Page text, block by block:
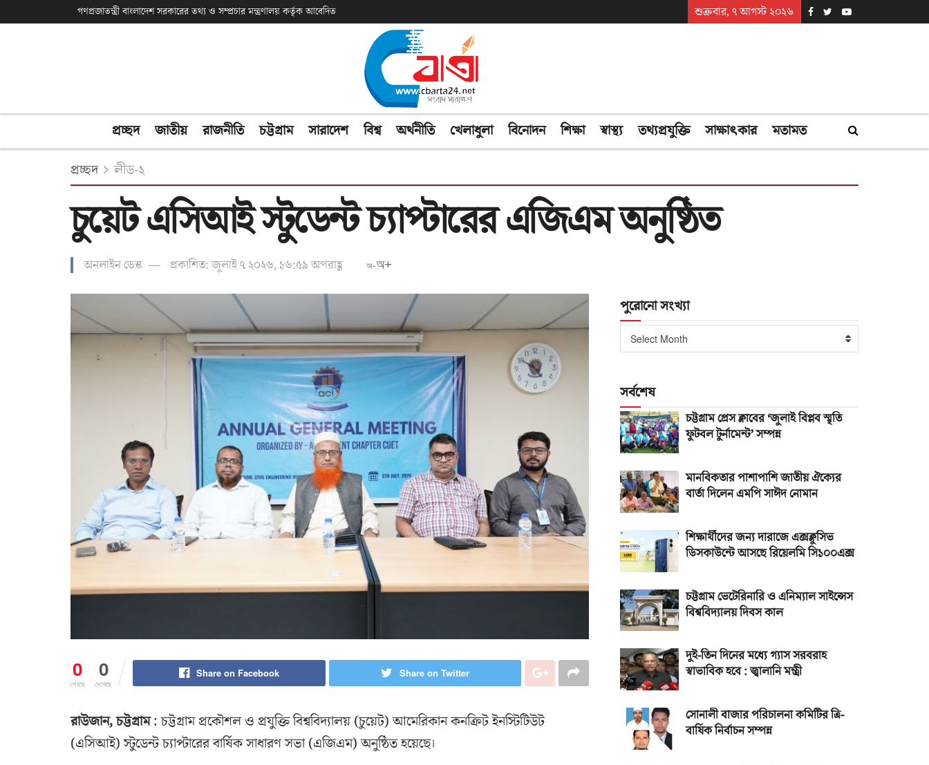
গণপ্রজাতন্ত্রী বাংলাদেশ সরকারের তথ্য ও সম্প্রচার মন্ত্রণালয় কর্তৃক আবেদিত শুক্রবার, ৭ আগস্ট ২০২৬
প্রচ্ছদ জাতীয় রাজনীতি চট্টগ্রাম সারাদেশ বিশ্ব অর্থনীতি খেলাধুলা বিনোদন শিক্ষা স্বাস্থ্য তথ্যপ্রযুক্তি সাক্ষাৎকার মতামত
প্রচ্ছদ লীড-২
চুয়েট এসিআই স্টুডেন্ট চ্যাপ্টারের এজিএম অনুষ্ঠিত
অনলাইন ডেস্ক প্রকাশিত: জুলাই ৭ ২০২৬, ১৬:৫৯ অপরাহ্ণ অ-অ+
0
শেয়ার
0
দেখেছে
Share on Facebook Share on Twitter
রাউজান, চট্টগ্রাম: চট্টগ্রাম প্রকৌশল ও প্রযুক্তি বিশ্ববিদ্যালয় (চুয়েট) আমেরিকান কনক্রিট ইনস্টিটিউট
(এসিআই) স্টুডেন্ট চ্যাপ্টারের বার্ষিক সাধারণ সভা (এজিএম) অনুষ্ঠিত হয়েছে।
পুরোনো সংখ্যা
পুরোনো
সংখ্যা
Select Month
সর্বশেষ
চট্টগ্রাম প্রেস ক্লাবের ‘জুলাই বিপ্লব স্মৃতি
ফুটবল টুর্নামেন্ট’ সম্পন্ন
মানবিকতার পাশাপাশি জাতীয় ঐক্যের
বার্তা দিলেন এমপি সাঈদ নোমান
শিক্ষার্থীদের জন্য দারাজে এক্সক্লুসিভ
ডিসকাউন্টে আসছে রিয়েলমি সি১০০এক্স
চট্টগ্রাম ভেটেরিনারি ও এনিম্যাল সাইন্সেস
বিশ্ববিদ্যালয় দিবস কাল
দুই-তিন দিনের মধ্যে গ্যাস সরবরাহ
স্বাভাবিক হবে : জ্বালানি মন্ত্রী
সোনালী বাজার পরিচালনা কমিটির ত্রি-
বার্ষিক নির্বাচন সম্পন্ন